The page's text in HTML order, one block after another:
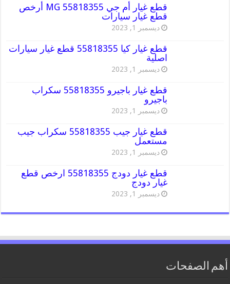
قطع غيار أم جي MG 55818355 أرخص
قطع غيار سيارات
ديسمبر 1, 2023
قطع غيار كيا 55818355 قطع غيار سيارات
اصلية
ديسمبر 1, 2023
قطع غيار باجيرو 55818355 سكراب
باجيرو
ديسمبر 1, 2023
قطع غيار جيب 55818355 سكراب جيب
مستعمل
ديسمبر 1, 2023
قطع غيار دودج 55818355 ارخص قطع
غيار دودج
ديسمبر 1, 2023
أهم الصفحات